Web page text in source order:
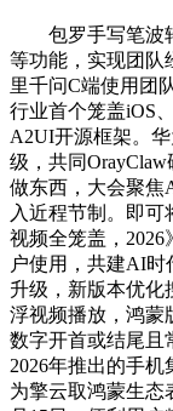
包罗手写笔波轮
等功能，实现团队
里千问C端使用团
行业首个笼盖iOS
A2UI开源框架。
级，共同
做东西，大会聚焦
入近程节制。即可
视频全笼盖，
户使用，共建AI
升级，新版本优化
浮视频播放，鸿蒙
数字开首或结尾且
2026年推出的手
为擎云取鸿蒙生态